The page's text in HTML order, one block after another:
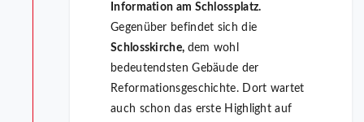
Information am Schlossplatz.
Gegenüber befindet sich die
Schlosskirche, dem wohl
bedeutendsten Gebäude der
Reformationsgeschichte. Dort wartet
auch schon das erste Highlight auf